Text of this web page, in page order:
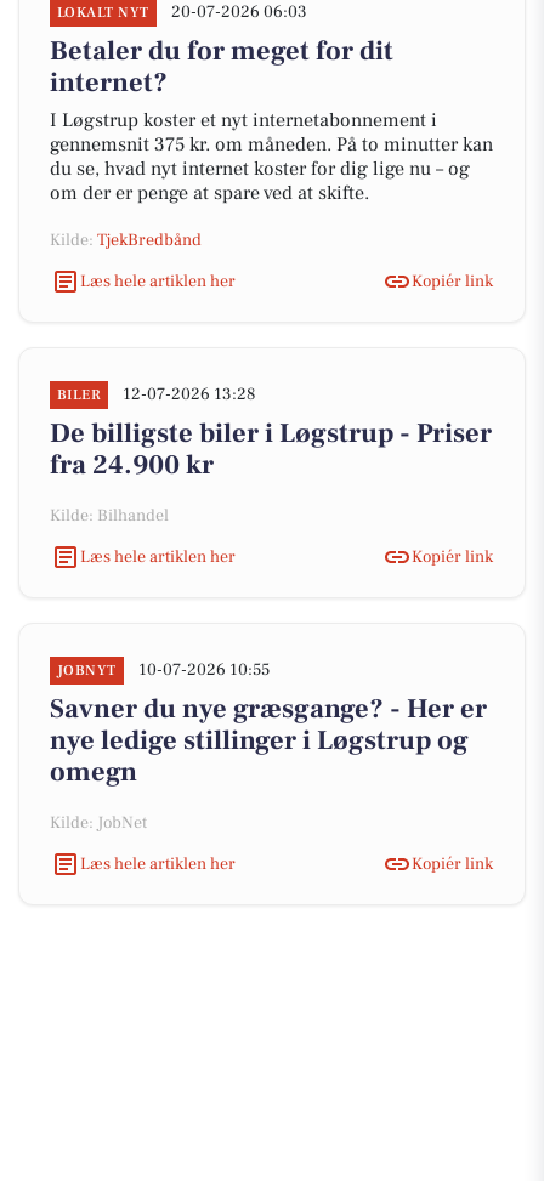
LOKALT NYT 20-07-2026 06:03
Betaler du for meget for dit
internet?
I Løgstrup koster et nyt internetabonnement i
gennemsnit 375 kr. om måneden. På to minutter kan
du se, hvad nyt internet koster for dig lige nu – og
om der er penge at spare ved at skifte.
Kilde: TjekBredbånd
Læs hele artiklen her
Kopiér link
BILER 12-07-2026 13:28
De billigste biler i Løgstrup - Priser
fra 24.900 kr
Kilde: Bilhandel
Læs hele artiklen her
Kopiér link
JOBNYT 10-07-2026 10:55
Savner du nye græsgange? - Her er
nye ledige stillinger i Løgstrup og
omegn
Kilde: JobNet
Læs hele artiklen her
Kopiér link